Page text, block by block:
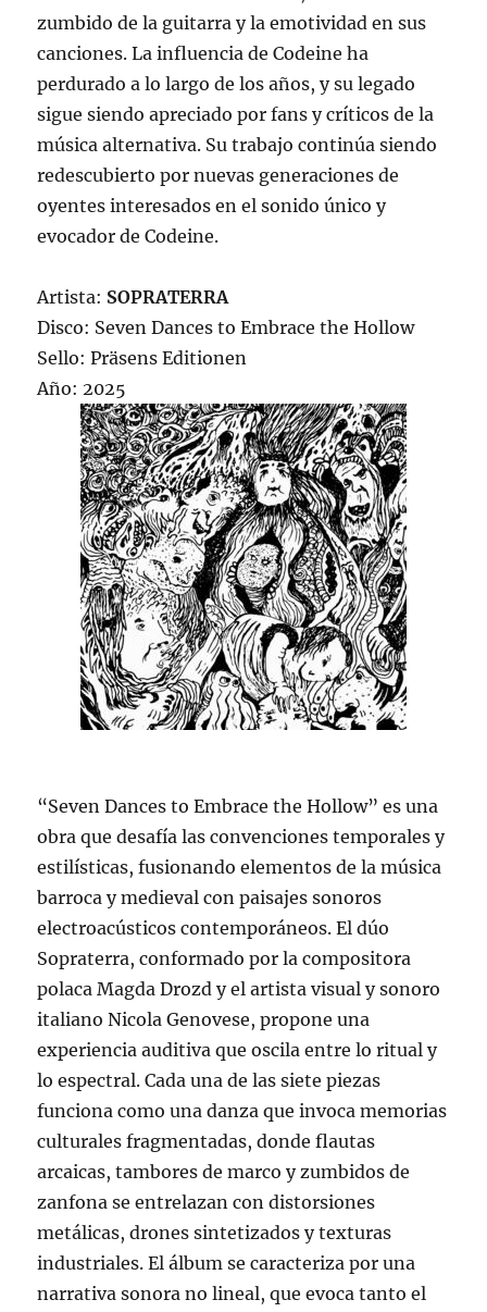
zumbido de la guitarra y la emotividad en sus
canciones. La influencia de Codeine ha
perdurado a lo largo de los años, y su legado
sigue siendo apreciado por fans y críticos de la
música alternativa. Su trabajo continúa siendo
redescubierto por nuevas generaciones de
oyentes interesados en el sonido único y
evocador de Codeine.
Artista: SOPRATERRA
Disco: Seven Dances to Embrace the Hollow
Sello: Präsens Editionen
Año: 2025
“Seven Dances to Embrace the Hollow” es una
obra que desafía las convenciones temporales y
estilísticas, fusionando elementos de la música
barroca y medieval con paisajes sonoros
electroacústicos contemporáneos. El dúo
Sopraterra, conformado por la compositora
polaca Magda Drozd y el artista visual y sonoro
italiano Nicola Genovese, propone una
experiencia auditiva que oscila entre lo ritual y
lo espectral. Cada una de las siete piezas
funciona como una danza que invoca memorias
culturales fragmentadas, donde flautas
arcaicas, tambores de marco y zumbidos de
zanfona se entrelazan con distorsiones
metálicas, drones sintetizados y texturas
industriales. El álbum se caracteriza por una
narrativa sonora no lineal, que evoca tanto el